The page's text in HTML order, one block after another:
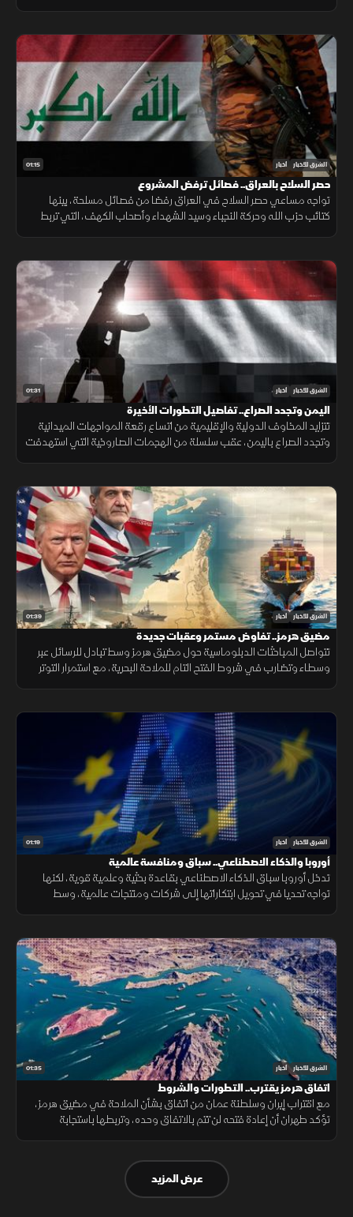
01:15 الشرق للأخبار أخبار
حصر السلاح بالعراق.. فصائل ترفض المشروع
تواجه مساعي حصر السلاح في العراق رفضا من فصائل مسلحة، بينها
كتائب حزب الله وحركة النجباء وسيد الشهداء وأصحاب الكهف، التي تربط
01:31 الشرق للأخبار أخبار
اليمن وتجدد الصراع.. تفاصيل التطورات الأخيرة
تتزايد المخاوف الدولية والإقليمية من اتساع رقعة المواجهات الميدانية
وتجدد الصراع باليمن، عقب سلسلة من الهجمات الصاروخية التي استهدفت
01:39 الشرق للأخبار أخبار
مضيق هرمز.. تفاوض مستمر وعقبات جديدة
تتواصل المباحثات الدبلوماسية حول مضيق هرمز وسط تبادل للرسائل عبر
وسطاء وتضارب في شروط الفتح التام للملاحة البحرية، مع استمرار التوتر
01:19 الشرق للأخبار أخبار
أوروبا والذكاء الاصطناعي.. سباق ومنافسة عالمية
تدخل أوروبا سباق الذكاء الاصطناعي بقاعدة بحثية وعلمية قوية، لكنها
تواجه تحديا في تحويل ابتكاراتها إلى شركات ومنتجات عالمية، وسط
01:35 الشرق للأخبار أخبار
اتفاق هرمز يقترب.. التطورات والشروط
مع اقتراب إيران وسلطنة عمان من اتفاق بشأن الملاحة في مضيق هرمز،
تؤكد طهران أن إعادة فتحه لن تتم بالاتفاق وحده، وتربطها باستجابة
عرض المزيد